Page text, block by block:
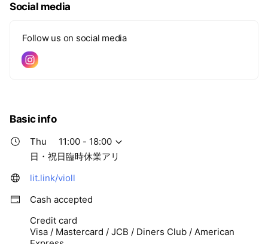
Social media
Follow us on social media
Basic info
Thu
11:00 - 18:00
日・祝日臨時休業アリ
lit.link/violl
Cash accepted
Credit card
Visa / Mastercard / JCB / Diners Club / American